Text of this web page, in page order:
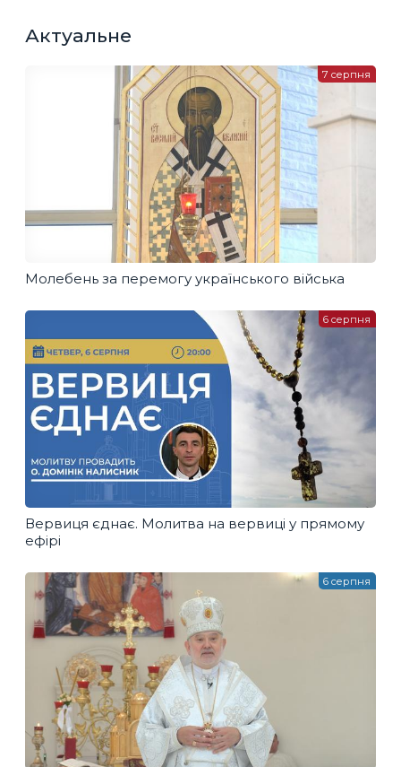
Актуальне
Молебень за перемогу українського війська
7 серпня
Вервиця єднає. Молитва на вервиці у прямому
ефірі
6 серпня
6 серпня